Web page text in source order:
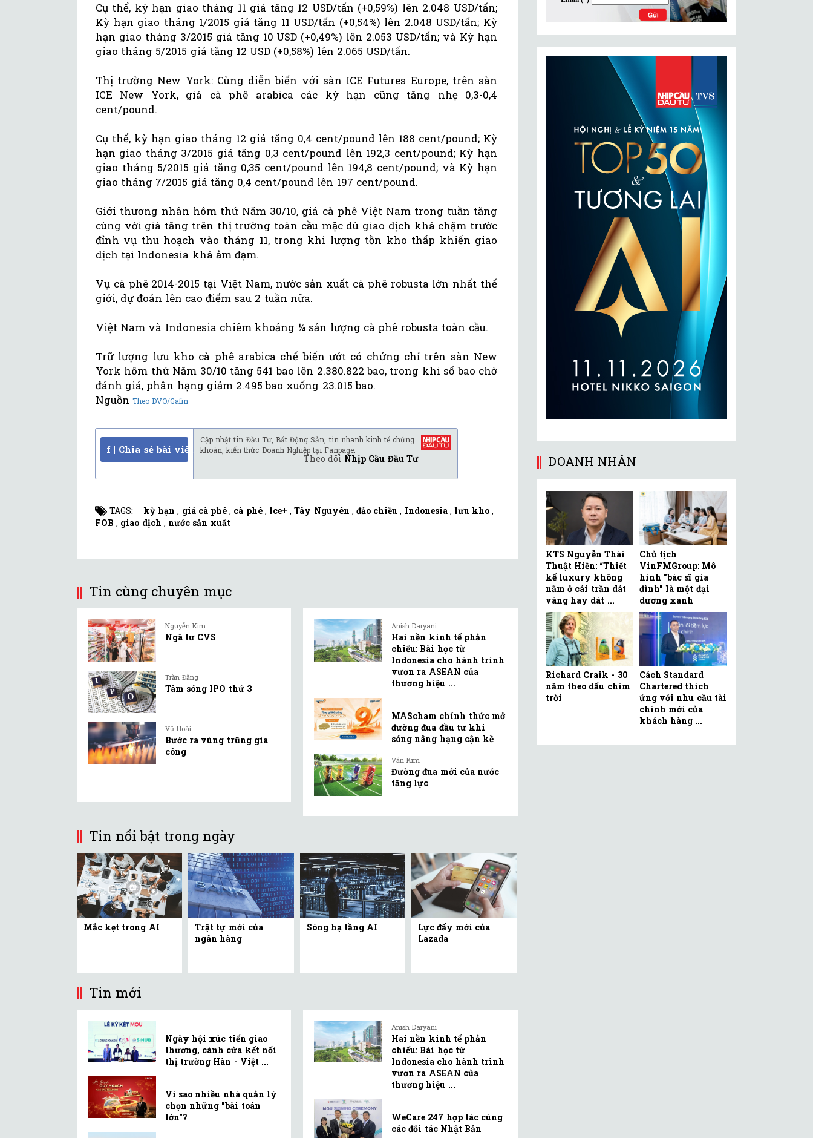
Cụ thể, kỳ hạn giao tháng 11 giá tăng 12 USD/tấn (+0,59%) lên 2.048 USD/tấn;
Kỳ hạn giao tháng 1/2015 giá tăng 11 USD/tấn (+0,54%) lên 2.048 USD/tấn; Kỳ
hạn giao tháng 3/2015 giá tăng 10 USD (+0,49%) lên 2.053 USD/tấn; và Kỳ hạn
giao tháng 5/2015 giá tăng 12 USD (+0,58%) lên 2.065 USD/tấn.
Thị trường New York: Cùng diễn biến với sàn ICE Futures Europe, trên sàn
ICE New York, giá cà phê arabica các kỳ hạn cũng tăng nhẹ 0,3-0,4
cent/pound.
Cụ thể, kỳ hạn giao tháng 12 giá tăng 0,4 cent/pound lên 188 cent/pound; Kỳ
hạn giao tháng 3/2015 giá tăng 0,3 cent/pound lên 192,3 cent/pound; Kỳ hạn
giao tháng 5/2015 giá tăng 0,35 cent/pound lên 194,8 cent/pound; và Kỳ hạn
giao tháng 7/2015 giá tăng 0,4 cent/pound lên 197 cent/pound.
Giới thương nhân hôm thứ Năm 30/10, giá cà phê Việt Nam trong tuần tăng
cùng với giá tăng trên thị trường toàn cầu mặc dù giao dịch khá chậm trước
đỉnh vụ thu hoạch vào tháng 11, trong khi lượng tồn kho thấp khiến giao
dịch tại Indonesia khá ảm đạm.
Vụ cà phê 2014-2015 tại Việt Nam, nước sản xuất cà phê robusta lớn nhất thế
giới, dự đoán lên cao điểm sau 2 tuần nữa.
Việt Nam và Indonesia chiêm khoảng ¼ sản lượng cà phê robusta toàn cầu.
Trữ lượng lưu kho cà phê arabica chế biến ướt có chứng chỉ trên sàn New
York hôm thứ Năm 30/10 tăng 541 bao lên 2.380.822 bao, trong khi số bao chờ
đánh giá, phân hạng giảm 2.495 bao xuống 23.015 bao.
NguồnTheo DVO/Gafin
f | Chia sẻ bài viết
Cập nhật tin Đầu Tư, Bất Động Sản, tin nhanh kinh tế chứng
khoán, kiến thức Doanh Nghiệp tại Fanpage.
Theo dõi Nhịp Cầu Đầu Tư
TAGS: kỳ hạn , giá cà phê , cà phê, Ice+ ,Tây Nguyên ,đảo chiều , Indonesia,lưu kho ,
FOB , giao dịch , nước sản xuất
Tin cùng chuyên mục
Nguyễn Kim
Ngã tư CVS
Trần Đăng
Tâm sóng IPO thứ 3
Vũ Hoài
Bước ra vùng trũng gia
công
Anish Daryani
Hai nền kinh tế phản
chiếu: Bài học từ
Indonesia cho hành trình
vươn ra ASEAN của
thương hiệu ...
MAScham chính thức mở
đường đua đầu tư khi
sóng nâng hạng cận kề
Văn Kim
Đường đua mới của nước
tăng lực
Tin nổi bật trong ngày
Mắc kẹt trong AI
Trật tự mới của
ngân hàng
Sóng hạ tầng AI
Lực đẩy mới của
Lazada
Tin mới
Ngày hội xúc tiến giao
thương, cánh cửa kết nối
thị trường Hàn - Việt ...
Vì sao nhiều nhà quản lý
chọn những "bài toán
lớn"?
Anish Daryani
Hai nền kinh tế phản
chiếu: Bài học từ
Indonesia cho hành trình
vươn ra ASEAN của
thương hiệu ...
WeCare 247 hợp tác cùng
các đối tác Nhật Bản
DOANH NHÂN
KTS Nguyễn Thái
Thuật Hiền: “Thiết
kế luxury không
nằm ở cái trần dát
vàng hay dát ...
Chủ tịch
VinFMGroup: Mô
hình "bác sĩ gia
đình" là một đại
dương xanh
Richard Craik - 30
năm theo dấu chim
trời
Cách Standard
Chartered thích
ứng với nhu cầu tài
chính mới của
khách hàng ...